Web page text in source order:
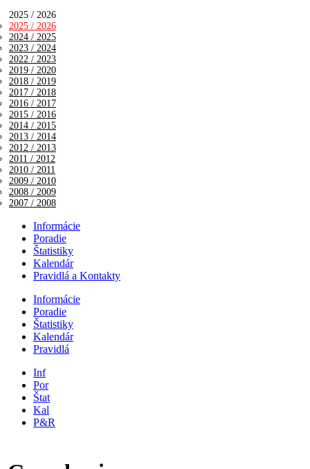
2025 / 2026
2025 / 2026
2024 / 2025
2023 / 2024
2022 / 2023
2019 / 2020
2018 / 2019
2017 / 2018
2016 / 2017
2015 / 2016
2014 / 2015
2013 / 2014
2012 / 2013
2011 / 2012
2010 / 2011
2009 / 2010
2008 / 2009
2007 / 2008
Informácie
Poradie
Štatistiky
Kalendár
Pravidlá a Kontakty
Informácie
Poradie
Štatistiky
Kalendár
Pravidlá
Inf
Por
Štat
Kal
P&R